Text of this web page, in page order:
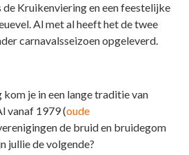
Kruikenviering en een feestelijke
Al met al heeft het de twee
carnavalsseizoen opgeleverd.
je in een lange traditie van
vanaf 1979 (oude
de bruid en bruidegom
jullie de volgende?